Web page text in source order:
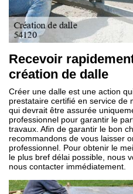
Recevoir
création de dalle
Créer une dalle est une action
prestataire certifié en service de
qui devrait être assurée
professionnel pour garantir le
travaux. Afin de garantir le bon
recommandons de vous laisser
professionnel. Pour obtenir le
le plus bref délai possible, nous
nous contacter immédiatement.